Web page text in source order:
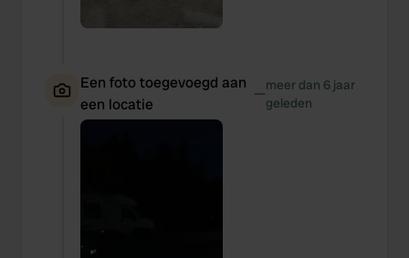
Een foto toegevoegd aan
een locatie
—meer dan 6 jaar
geleden